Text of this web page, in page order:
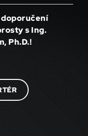
doporučení
s Ing.
Ph.D.!